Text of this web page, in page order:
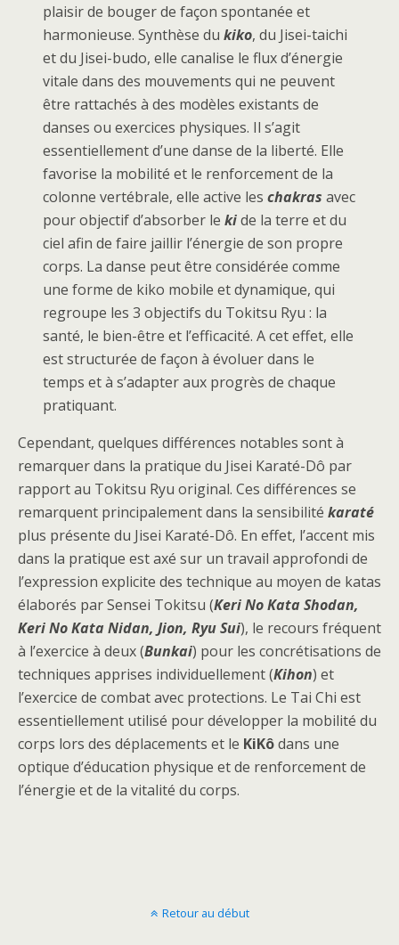
plaisir de bouger de façon spontanée et
harmonieuse. Synthèse dukiko, du Jisei-taichi
et du Jisei-budo, elle canalise le flux d’énergie
vitale dans des mouvements qui ne peuvent
être rattachés à des modèles existants de
danses ou exercices physiques. Il s’agit
essentiellement d’une danse de la liberté. Elle
favorise la mobilité et le renforcement de la
colonne vertébrale, elle active leschakras avec
pour objectif d’absorber lekide la terre et du
ciel afin de faire jaillir l’énergie de son propre
corps. La danse peut être considérée comme
une forme de kiko mobile et dynamique, qui
regroupe les 3 objectifs du Tokitsu Ryu : la
santé, le bien-être et l’efficacité. A cet effet, elle
est structurée de façon à évoluer dans le
temps et à s’adapter aux progrès de chaque
pratiquant.
Cependant, quelques différences notables sont à
remarquer dans la pratique du Jisei Karaté-Dô par
rapport au Tokitsu Ryu original. Ces différences se
remarquent principalement dans la sensibilité karaté
plus présente du Jisei Karaté-Dô. En effet, l’accent mis
dans la pratique est axé sur un travail approfondi de
l’expression explicite des technique au moyen de katas
élaborés par Sensei Tokitsu (Keri No Kata Shodan,
Keri No Kata Nidan, Jion, Ryu Sui), le recours fréquent
à l’exercice à deux (Bunkai) pour les concrétisations de
techniques apprises individuellement (Kihon) et
l’exercice de combat avec protections. Le Tai Chi est
essentiellement utilisé pour développer la mobilité du
corps lors des déplacements et le KiKôdans une
optique d’éducation physique et de renforcement de
l’énergie et de la vitalité du corps.
Retour au début